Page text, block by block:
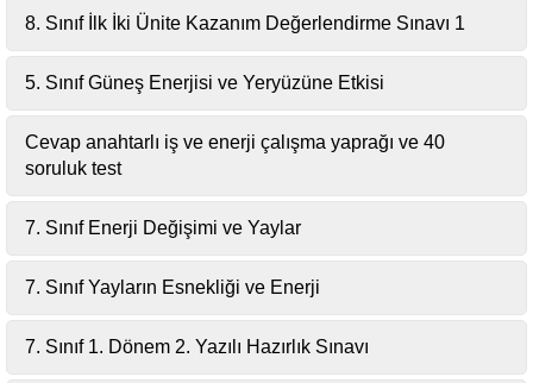
8. Sınıf İlk İki Ünite Kazanım Değerlendirme Sınavı 1
5. Sınıf Güneş Enerjisi ve Yeryüzüne Etkisi
Cevap anahtarlı iş ve enerji çalışma yaprağı ve 40
soruluk test
7. Sınıf Enerji Değişimi ve Yaylar
7. Sınıf Yayların Esnekliği ve Enerji
7. Sınıf 1. Dönem 2. Yazılı Hazırlık Sınavı